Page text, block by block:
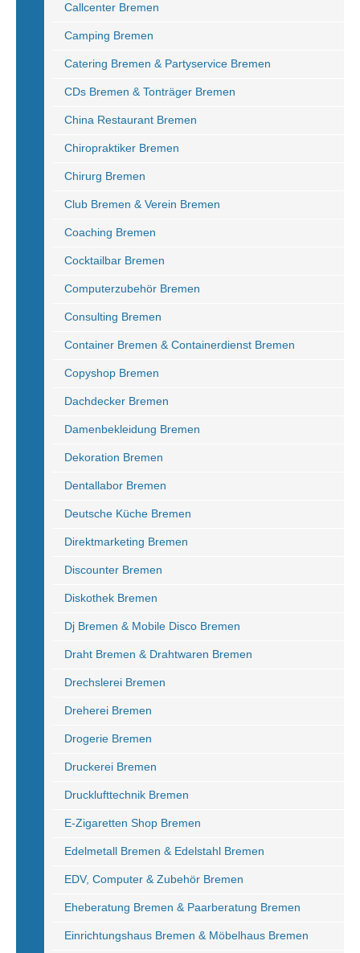
Callcenter Bremen
Camping Bremen
Catering Bremen & Partyservice Bremen
CDs Bremen & Tonträger Bremen
China Restaurant Bremen
Chiropraktiker Bremen
Chirurg Bremen
Club Bremen & Verein Bremen
Coaching Bremen
Cocktailbar Bremen
Computerzubehör Bremen
Consulting Bremen
Container Bremen & Containerdienst Bremen
Copyshop Bremen
Dachdecker Bremen
Damenbekleidung Bremen
Dekoration Bremen
Dentallabor Bremen
Deutsche Küche Bremen
Direktmarketing Bremen
Discounter Bremen
Diskothek Bremen
Dj Bremen & Mobile Disco Bremen
Draht Bremen & Drahtwaren Bremen
Drechslerei Bremen
Dreherei Bremen
Drogerie Bremen
Druckerei Bremen
Drucklufttechnik Bremen
E-Zigaretten Shop Bremen
Edelmetall Bremen & Edelstahl Bremen
EDV, Computer & Zubehör Bremen
Eheberatung Bremen & Paarberatung Bremen
Einrichtungshaus Bremen & Möbelhaus Bremen